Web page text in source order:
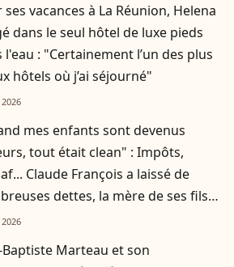
ses vacances à La Réunion, Helena
dans le seul hôtel de luxe pieds
l'eau : "Certainement l’un des plus
hôtels où j’ai séjourné"
mes enfants sont devenus
tout était clean" : Impôts,
Claude François a laissé de
dettes, la mère de ses fils
de tout
Baptiste Marteau et son